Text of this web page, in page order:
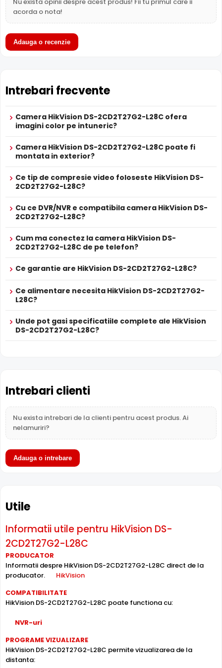
Filtru IR Mecanic (ICR)
autoretractabilce filtreaza lumina in infrarosu pe timpul
zilei, pentru a evita defectele de culoare, iar pe timpul
treaca, imbunatatind vizibilitatea.
Infrarosu Inteligent (Smart IR)
HikVision DS-2CD2T27G2-L28C este dotata cu functia
intensitatea iluminatorului in infrarosu in functie de
distanta obiectului, eliminand riscul de suprasaturare a
Functia TRUE WDR
oferita de senzorul de imagine al
camerei HikVision DS-2CD2T27G2-L28C, compenseaza
atat imaginea din prim plan, cat si imaginea de fundal, in
zone cu contrast puternic de iluminare, oferind detalii
clare pe intreaga scena.
Lentila Fixa
Camera HikVision DS-2CD2T27G2-L28C are olentila fixa
momentul instalarii, fiind pretabila in supravegherea
generala a zonelor. Distanta focala este de 2.8 mm.
Compresie H.265+
Functii
Imagine
Infrarosu Inteligent, 3DNR, True WDR, BLC, HLC,
Slot Card
Nu
Wireless
Nu
Termala
Nu
Audio
Nu
Alarma
Nu
Alte functii
2.8mm C
ALIMENTARE
Alimentare
Sursa de alimentare NU este inclusa
Alimentare
PROSPECT PRODUCATOR
Prospect
* Specificatiile tehnice ale produsului HikVision DS-2CD2T27G2-L28C au
acorda o nota!
Adauga o recenzie
Intrebari frecvente
Camera HikVision DS-2CD2T27G2-L28C ofera
imagini color pe intuneric?
Camera HikVision DS-2CD2T27G2-L28C poate fi
montata in exterior?
Ce tip de compresie video foloseste HikVision DS-
2CD2T27G2-L28C?
Cu ce DVR/NVR e compatibila camera HikVision DS-
2CD2T27G2-L28C?
Cum ma conectez la camera HikVision DS-
2CD2T27G2-L28C de pe telefon?
Ce garantie are HikVision DS-2CD2T27G2-L28C?
Ce alimentare necesita HikVision DS-2CD2T27G2-
L28C?
Unde pot gasi specificatiile complete ale HikVision
DS-2CD2T27G2-L28C?
Intrebari clienti
Nu exista intrebari de la clienti pentru acest produs. Ai
nelamuriri?
Adauga o intrebare
Utile
Informatii utile pentru HikVision DS-
2CD2T27G2-L28C
PRODUCATOR
Informatii despre HikVision DS-2CD2T27G2-L28C direct de la
producator.
HikVision
COMPATIBILITATE
HikVision DS-2CD2T27G2-L28C poate functiona cu:
NVR-uri
PROGRAME VIZUALIZARE
HikVision DS-2CD2T27G2-L28C permite vizualizarea de la
distanta: